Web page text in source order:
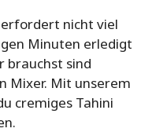
nicht viel
Minuten erledigt
brauchst sind
Mixer. Mit unserem
cremiges Tahini